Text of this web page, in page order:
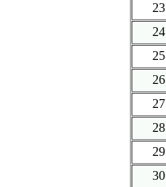
23
24
25
26
27
28
29
30